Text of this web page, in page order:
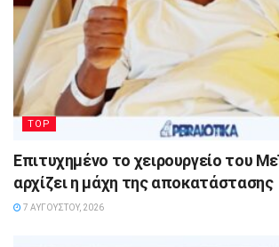
TOP
Επιτυχημένο το χειρουργείο του
αρχίζει η μάχη της αποκατάστασης
7 ΑΥΓΟΎΣΤΟΥ, 2026